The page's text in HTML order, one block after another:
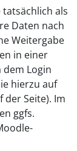
tatsächlich als
Daten nach
Weitergabe
in einer
dem Login
hierzu auf
Seite). Im
ggfs.